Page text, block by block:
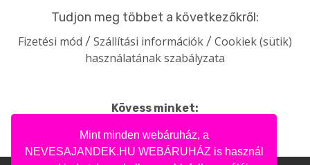
Mint minden webáruház, a
NEVESAJANDEK.HU WEBÁRUHÁZ is használ
Tudjon meg többet a következőkről:
Fizetési mód / Szállítási információk / Cookiek (sütik)
használatának szabályzata
Kövess minket:
facebook
intagram
pinterest
youtube